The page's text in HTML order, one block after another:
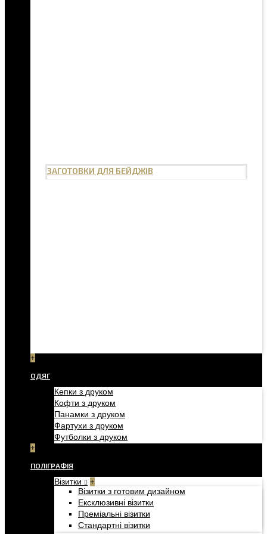
ЗАГОТОВКИ ДЛЯ БЕЙДЖІВ
+
ОДЯГ
Кепки з друком
Кофти з друком
Панамки з друком
Фартухи з друком
Футболки з друком
+
ПОЛІГРАФІЯ
Візитки +
Візитки з готовим дизайном
Ексклюзивні візитки
Преміальні візитки
Стандартні візитки